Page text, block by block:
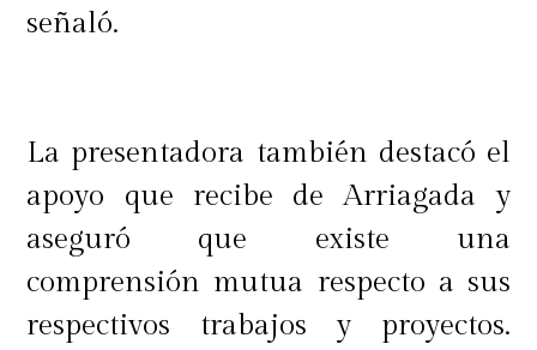
señaló.
La presentadora también destacó el
apoyo que recibe de Arriagada y
aseguró que existe una
comprensión mutua respecto a sus
respectivos trabajos y proyectos.